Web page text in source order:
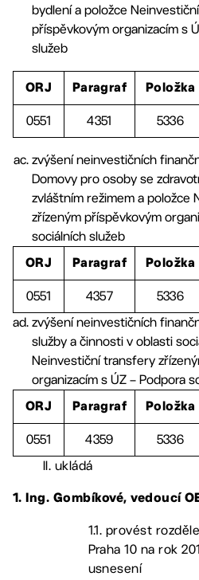
bydlení a položce
příspěvkovým organizacím s
služeb
ORJ Paragraf Položka
0551 4351 5336
zvýšení neinvestičních
Domovy pro osoby se
zvláštním režimem a položce
zřízeným příspěvkovým
sociálních služeb
ORJ Paragraf Položka
0551 4357 5336
zvýšení neinvestičních
služby a činnosti v oblasti
Neinvestiční transfery
organizacím s ÚZ – Podpora
ORJ Paragraf Položka
0551 4359 5336
II. ukládá
1. Ing. Gombíkové, vedoucí
1.1. provést
Praha 10 na rok
usnesení